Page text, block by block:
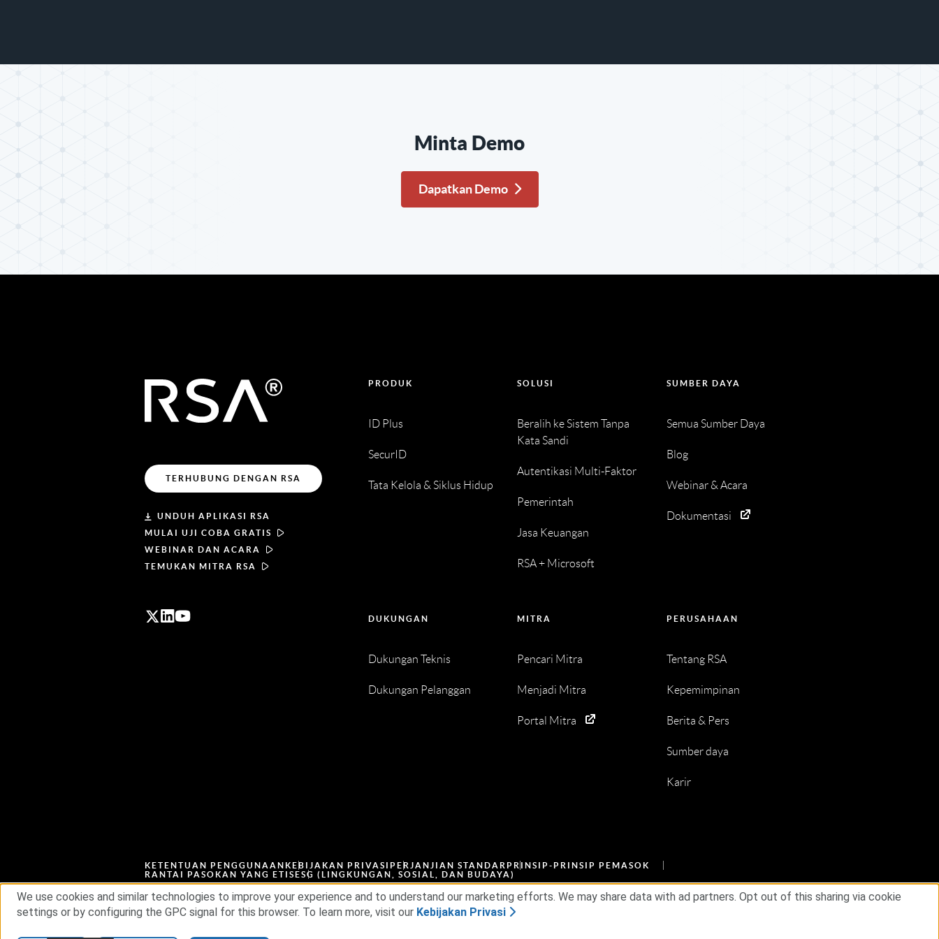
Minta Demo
Dapatkan Demo
TERHUBUNG DENGAN RSA
UNDUH APLIKASI RSA
MULAI UJI COBA GRATIS
WEBINAR DAN ACARA
TEMUKAN MITRA RSA
PRODUK
ID Plus
SecurID
Tata Kelola & Siklus Hidup
SOLUSI
Beralih ke Sistem Tanpa
Kata Sandi
Autentikasi Multi-Faktor
Pemerintah
Jasa Keuangan
RSA + Microsoft
SUMBER DAYA
Semua Sumber Daya
Blog
Webinar & Acara
Dokumentasi
DUKUNGAN
Dukungan Teknis
Dukungan Pelanggan
MITRA
Pencari Mitra
Menjadi Mitra
Portal Mitra
PERUSAHAAN
Tentang RSA
Kepemimpinan
Berita & Pers
Sumber daya
Karir
KETENTUAN PENGGUNAAN KEBIJAKAN PRIVASI PERJANJIAN STANDAR PRINSIP-PRINSIP PEMASOK
RANTAI PASOKAN YANG ETIS ESG (LINGKUNGAN, SOSIAL, DAN BUDAYA)
We use cookies and similar technologies to improve your experience and to understand our marketing efforts. We may share data with ad partners. Opt out of this sharing via cookie
settings or by configuring the GPC signal for this browser. To learn more, visit our Kebijakan Privasi